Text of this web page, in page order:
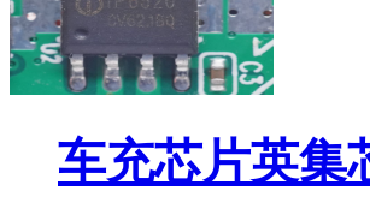
车充芯片英集